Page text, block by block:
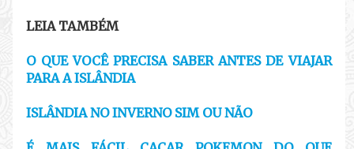
LEIA TAMBÉM
O QUE VOCÊ PRECISA SABER ANTES DE VIAJAR
PARA A ISLÂNDIA
ISLÂNDIA NO INVERNO SIM OU NÃO